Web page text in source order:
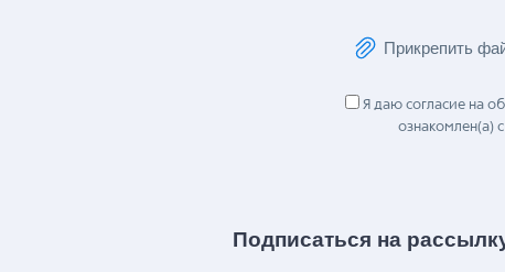
Прикрепить
Я даю согласие на
ознакомлен(а) с
Подписаться на